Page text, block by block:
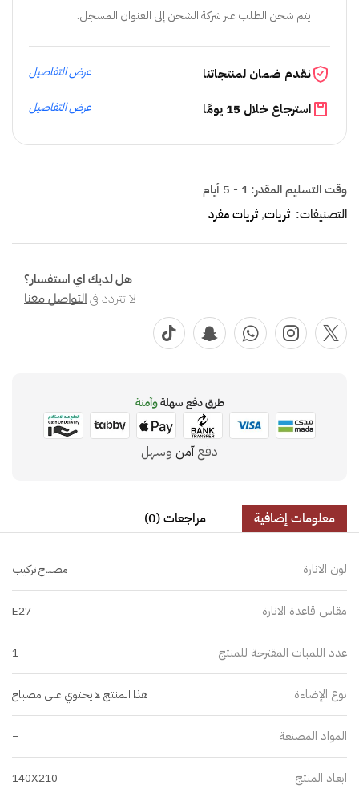
يتم شحن الطلب عبر شركة الشحن إلى العنوان المسجل.
نقدم ضمان لمنتجاتنا عرض التفاصيل
استرجاع خلال 15 يومًا عرض التفاصيل
وقت التسليم المقدر:1 - 5 أيام
التصنيفات: ثريات, ثريات مفرد
هل لديك اي استفسار؟
لا تتردد فيالتواصل معنا
طرق دفع سهلةوآمنة
دفعآمن وسهل
معلومات إضافية مراجعات (0)
لون الانارة مصباح تركيب
مقاس قاعدة الانارة E27
عدد اللمبات المقترحة للمنتج 1
نوع الإضاءة هذا المنتج لا يحتوي على مصباح
المواد المصنعة –
ابعاد المنتج 140X210